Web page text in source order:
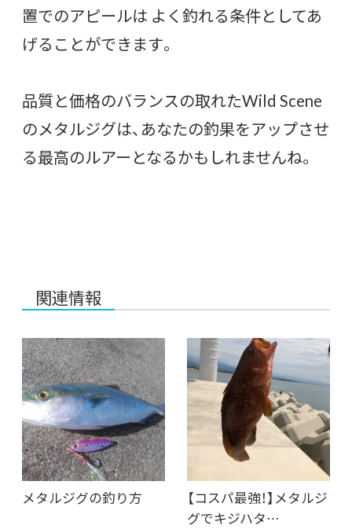
置でのアピールは よく釣れる条件としてあ
げることができます。
品質と価格のバランスの取れたWild Scene
のメタルジグは、あなたの釣果をアップさせ
る最高のルアーとなるかもしれませんね。
関連情報
メタルジグの釣り方
【コスパ最強！】メタルジ
グでキジハタ…